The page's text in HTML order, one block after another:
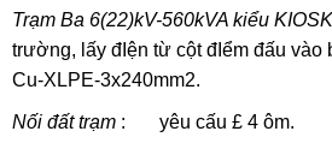
Trạm Ba 6(22)kV-560kVA kiểu
trường, lấy đIện từ cột đIểm đấu vào
Cu-XLPE-3x240mm2.
Nối đất trạm: yêu cấu £ 4 ôm.